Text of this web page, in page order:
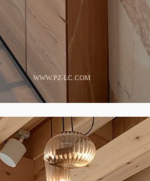
WWW.PZ-LC.COM